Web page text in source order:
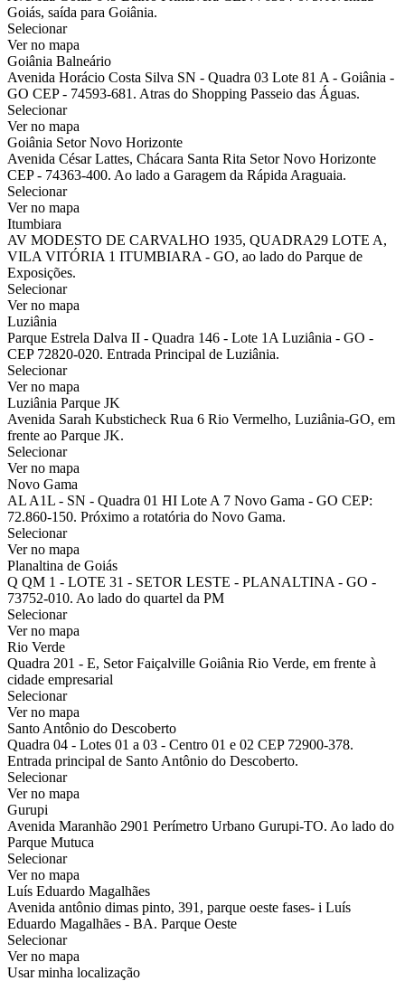
Goiás, saída para Goiânia.
Selecionar
Ver no mapa
Goiânia Balneário
Avenida Horácio Costa Silva SN - Quadra 03 Lote 81 A - Goiânia -
GO CEP - 74593-681. Atras do Shopping Passeio das Águas.
Selecionar
Ver no mapa
Goiânia Setor Novo Horizonte
Avenida César Lattes, Chácara Santa Rita Setor Novo Horizonte
CEP - 74363-400. Ao lado a Garagem da Rápida Araguaia.
Selecionar
Ver no mapa
Itumbiara
AV MODESTO DE CARVALHO 1935, QUADRA29 LOTE A,
VILA VITÓRIA 1 ITUMBIARA - GO, ao lado do Parque de
Exposições.
Selecionar
Ver no mapa
Luziânia
Parque Estrela Dalva II - Quadra 146 - Lote 1A Luziânia - GO -
CEP 72820-020. Entrada Principal de Luziânia.
Selecionar
Ver no mapa
Luziânia Parque JK
Avenida Sarah Kubsticheck Rua 6 Rio Vermelho, Luziânia-GO, em
frente ao Parque JK.
Selecionar
Ver no mapa
Novo Gama
AL A1L - SN - Quadra 01 HI Lote A 7 Novo Gama - GO CEP:
72.860-150. Próximo a rotatória do Novo Gama.
Selecionar
Ver no mapa
Planaltina de Goiás
Q QM 1 - LOTE 31 - SETOR LESTE - PLANALTINA - GO -
73752-010. Ao lado do quartel da PM
Selecionar
Ver no mapa
Rio Verde
Quadra 201 - E, Setor Faiçalville Goiânia Rio Verde, em frente à
cidade empresarial
Selecionar
Ver no mapa
Santo Antônio do Descoberto
Quadra 04 - Lotes 01 a 03 - Centro 01 e 02 CEP 72900-378.
Entrada principal de Santo Antônio do Descoberto.
Selecionar
Ver no mapa
Gurupi
Avenida Maranhão 2901 Perímetro Urbano Gurupi-TO. Ao lado do
Parque Mutuca
Selecionar
Ver no mapa
Luís Eduardo Magalhães
Avenida antônio dimas pinto, 391, parque oeste fases- i Luís
Eduardo Magalhães - BA. Parque Oeste
Selecionar
Ver no mapa
Usar minha localização